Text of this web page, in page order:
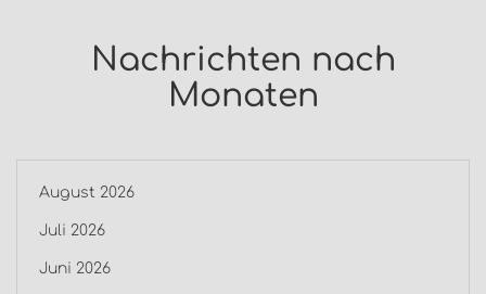
Nachrichten nach
Monaten
August 2026
Juli 2026
Juni 2026